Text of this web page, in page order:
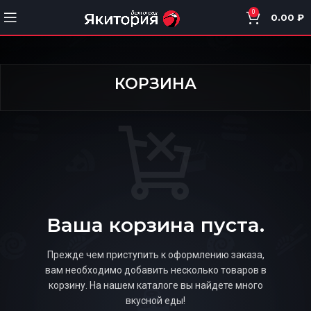
0 0.00 ₽
КОРЗИНА
Ваша корзина пуста.
Прежде чем приступить к оформлению заказа,
вам необходимо добавить несколько товаров в
корзину. На нашем каталоге вы найдете много
вкусной еды!